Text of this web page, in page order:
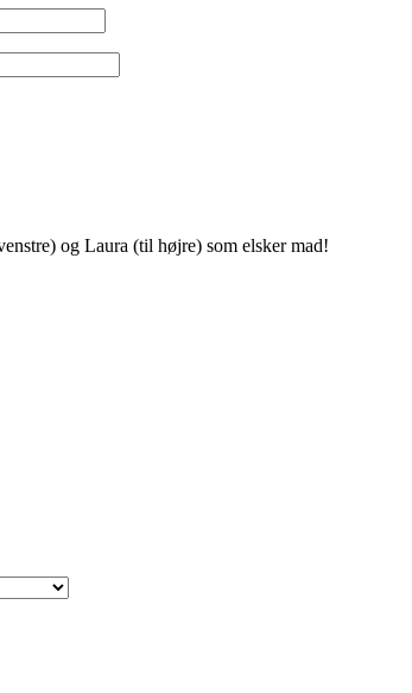
og Laura (til højre) som elsker mad!